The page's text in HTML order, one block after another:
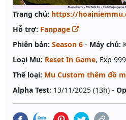
Trang chủ: https://
Hỗ trợ: Fanpage
Phiên bản: Season 6 - Máy chủ:
Loại Mu: Reset In Game, Exp
Thể loại: Mu Custom thêm đồ
Alpha Test: 13/11/2025 (13h) -